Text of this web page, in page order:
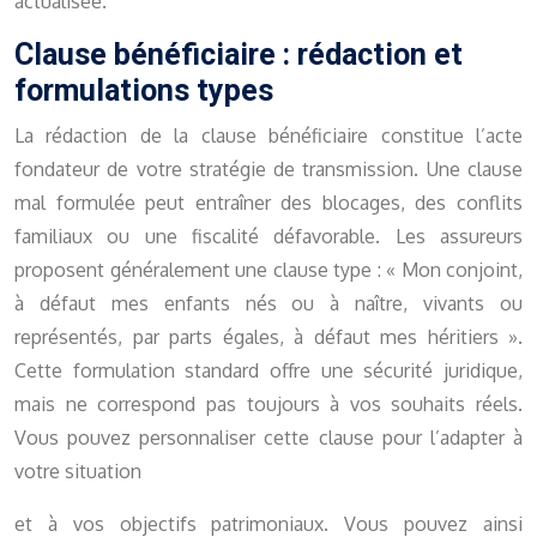
Clause bénéficiaire : rédaction et
formulations types
La rédaction de la clause bénéficiaire constitue l’acte
fondateur de votre stratégie de transmission. Une clause
mal formulée peut entraîner des blocages, des conflits
familiaux ou une fiscalité défavorable. Les assureurs
proposent généralement une clause type : « Mon conjoint,
à défaut mes enfants nés ou à naître, vivants ou
représentés, par parts égales, à défaut mes héritiers ».
Cette formulation standard offre une sécurité juridique,
mais ne correspond pas toujours à vos souhaits réels.
Vous pouvez personnaliser cette clause pour l’adapter à
votre situation
et à vos objectifs patrimoniaux. Vous pouvez ainsi